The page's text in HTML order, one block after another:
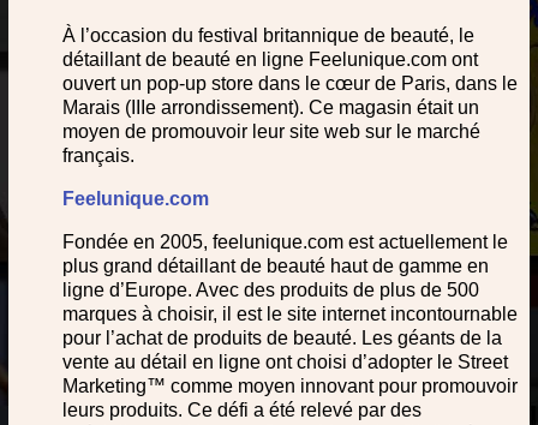
À l’occasion du festival britannique de beauté, le
détaillant de beauté en ligne Feelunique.com ont
ouvert un pop-up store dans le cœur de Paris, dans le
Marais (IIIe arrondissement). Ce magasin était un
moyen de promouvoir leur site web sur le marché
français.
Feelunique.com
Fondée en 2005, feelunique.com est actuellement le
plus grand détaillant de beauté haut de gamme en
ligne d’Europe. Avec des produits de plus de 500
marques à choisir, il est le site internet incontournable
pour l’achat de produits de beauté. Les géants de la
vente au détail en ligne ont choisi d’adopter le Street
Marketing™ comme moyen innovant pour promouvoir
leurs produits. Ce défi a été relevé par des